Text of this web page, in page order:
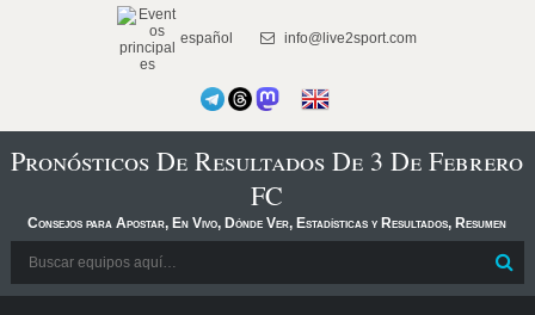
español info@live2sport.com
Pronósticos De Resultados De 3 De Febrero
FC
Consejos para Apostar, En Vivo, Dónde Ver, Estadísticas y Resultados, Resumen